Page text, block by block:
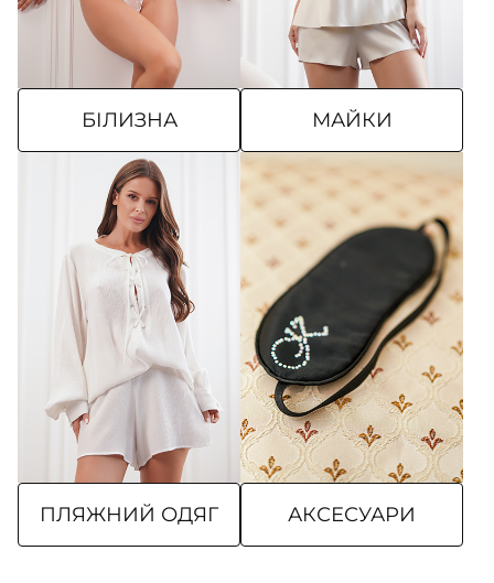
БІЛИЗНА МАЙКИ
ПЛЯЖНИЙ ОДЯГ АКСЕСУАРИ